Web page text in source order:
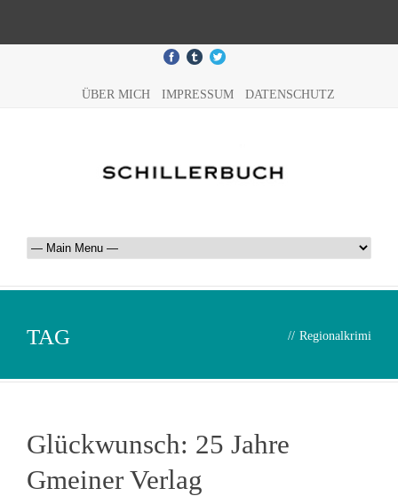
ÜBER MICH IMPRESSUM DATENSCHUTZ
TAG // Regionalkrimi
Glückwunsch: 25 Jahre
Gmeiner Verlag